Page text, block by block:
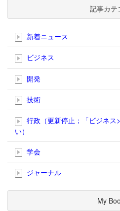
記事カテ
新着ニュース
ビジネス
開発
技術
行政（更新停止；「ビジネス
い）
学会
ジャーナル
My